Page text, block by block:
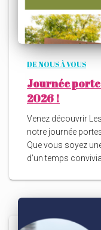
DE NOUS À VOUS
Journée
2026 !
Venez découvrir
notre journée
Que vous soyez
d’un temps